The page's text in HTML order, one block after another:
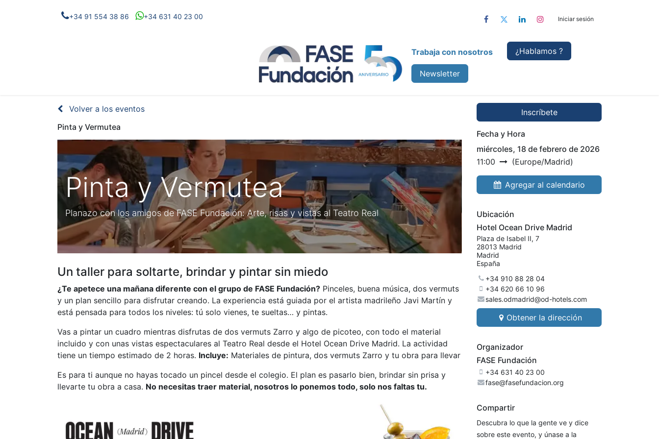
+34 91 554 38 86 +34 631 40 23 00 Iniciar sesión
Colabora Cursos
Trabaja con nosotros ¿Hablamos ?
Newsletter
Volver a los eventos
Pinta y Vermutea
Pinta y Vermutea
Planazo con los amigos de FASE Fundación: Arte, risas y vistas al Teatro Real
Un taller para soltarte, brindar y pintar sin miedo
¿Te apetece una mañana diferente con el grupo de FASE Fundación? Pinceles, buena música, dos vermuts
y un plan sencillo para disfrutar creando. La experiencia está guiada por el artista madrileño Javi Martín y
está pensada para todos los niveles: tú solo vienes, te sueltas… y pintas.
Vas a pintar un cuadro mientras disfrutas de dos vermuts Zarro y algo de picoteo, con todo el material
incluido y con unas vistas espectaculares al Teatro Real desde el Hotel Ocean Drive Madrid. La actividad
tiene un tiempo estimado de 2 horas. Incluye: Materiales de pintura, dos vermuts Zarro y tu obra para llevar
Es para ti aunque no hayas tocado un pincel desde el colegio. El plan es pasarlo bien, brindar sin prisa y
llevarte tu obra a casa. No necesitas traer material, nosotros lo ponemos todo, solo nos faltas tu.
Inscríbete
Fecha y Hora
miércoles, 18 de febrero de 2026
11:00
(Europe/Madrid)
Agregar al calendario
Ubicación
Hotel Ocean Drive Madrid
Plaza de Isabel II, 7
28013 Madrid
Madrid
España
+34 910 88 28 04
+34 620 66 10 96
sales.odmadrid@od-hotels.com
Obtener la dirección
Organizador
FASE Fundación
+34 631 40 23 00
fase@fasefundacion.org
Compartir
Descubra lo que la gente ve y dice
sobre este evento, y únase a la